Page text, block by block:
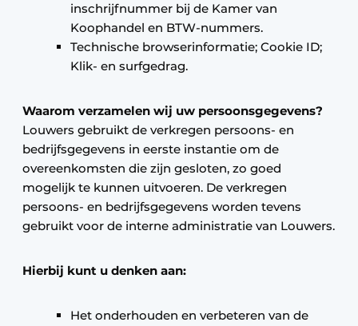
inschrijfnummer bij de Kamer van
Koophandel en BTW-nummers.
Technische browserinformatie; Cookie ID;
Klik- en surfgedrag.
Waarom verzamelen wij uw persoonsgegevens?
Louwers gebruikt de verkregen persoons- en
bedrijfsgegevens in eerste instantie om de
overeenkomsten die zijn gesloten, zo goed
mogelijk te kunnen uitvoeren. De verkregen
persoons- en bedrijfsgegevens worden tevens
gebruikt voor de interne administratie van Louwers.
Hierbij kunt u denken aan:
Het onderhouden en verbeteren van de